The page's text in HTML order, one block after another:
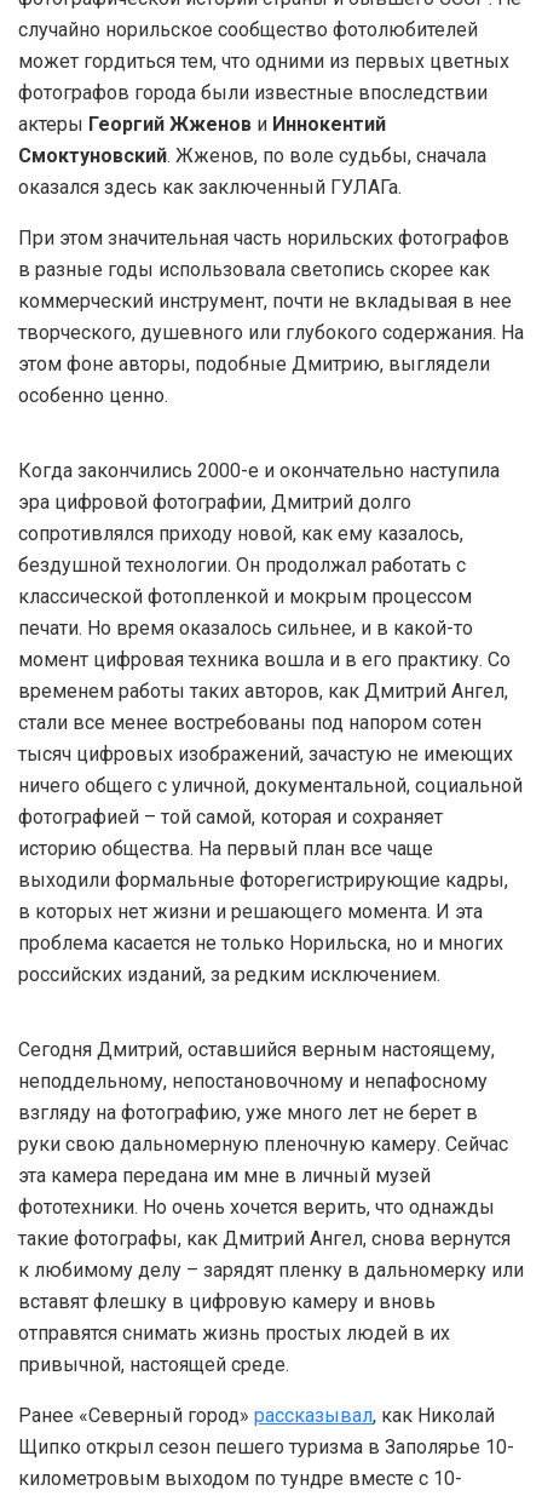
случайно норильское сообщество фотолюбителей
может гордиться тем, что одними из первых цветных
фотографов города были известные впоследствии
актеры Георгий Жженов и Иннокентий
Смоктуновский. Жженов, по воле судьбы, сначала
оказался здесь как заключенный ГУЛАГа.
При этом значительная часть норильских фотографов
в разные годы использовала светопись скорее как
коммерческий инструмент, почти не вкладывая в нее
творческого, душевного или глубокого содержания. На
этом фоне авторы, подобные Дмитрию, выглядели
особенно ценно.
Когда закончились 2000-е и окончательно наступила
эра цифровой фотографии, Дмитрий долго
сопротивлялся приходу новой, как ему казалось,
бездушной технологии. Он продолжал работать с
классической фотопленкой и мокрым процессом
печати. Но время оказалось сильнее, и в какой-то
момент цифровая техника вошла и в его практику. Со
временем работы таких авторов, как Дмитрий Ангел,
стали все менее востребованы под напором сотен
тысяч цифровых изображений, зачастую не имеющих
ничего общего с уличной, документальной, социальной
фотографией – той самой, которая и сохраняет
историю общества. На первый план все чаще
выходили формальные фоторегистрирующие кадры,
в которых нет жизни и решающего момента. И эта
проблема касается не только Норильска, но и многих
российских изданий, за редким исключением.
Сегодня Дмитрий, оставшийся верным настоящему,
неподдельному, непостановочному и непафосному
взгляду на фотографию, уже много лет не берет в
руки свою дальномерную пленочную камеру. Сейчас
эта камера передана им мне в личный музей
фототехники. Но очень хочется верить, что однажды
такие фотографы, как Дмитрий Ангел, снова вернутся
к любимому делу – зарядят пленку в дальномерку или
вставят флешку в цифровую камеру и вновь
отправятся снимать жизнь простых людей в их
привычной, настоящей среде.
Ранее «Северный город» рассказывал, как Николай
Щипко открыл сезон пешего туризма в Заполярье 10-
километровым выходом по тундре вместе с 10-